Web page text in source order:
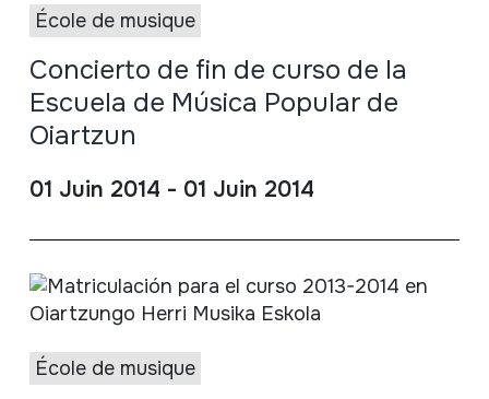
École de musique
Concierto de fin de curso de la
Escuela de Música Popular de
Oiartzun
01 Juin 2014 - 01 Juin 2014
École de musique